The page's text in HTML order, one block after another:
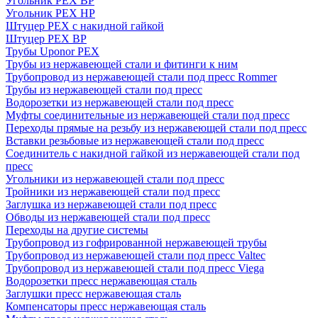
Угольник PEX НР
Штуцер PEX c накидной гайкой
Штуцер PEX ВР
Трубы Uponor PEX
Трубы из нержавеющей стали и фитинги к ним
Трубопровод из нержавеющей стали под пресс Rommer
Трубы из нержавеющей стали под пресс
Водорозетки из нержавеющей стали под пресс
Муфты соединительные из нержавеющей стали под пресс
Переходы прямые на резьбу из нержавеющей стали под пресс
Вставки резьбовые из нержавеющей стали под пресс
Соединитель с накидной гайкой из нержавеющей стали под
пресс
Угольники из нержавеющей стали под пресс
Тройники из нержавеющей стали под пресс
Заглушка из нержавеющей стали под пресс
Обводы из нержавеющей стали под пресс
Переходы на другие системы
Трубопровод из гофрированной нержавеющей трубы
Трубопровод из нержавеющей стали под пресс Valtec
Трубопровод из нержавеющей стали под пресс Viega
Водорозетки пресс нержавеющая сталь
Заглушки пресс нержавеющая сталь
Компенсаторы пресс нержавеющая сталь